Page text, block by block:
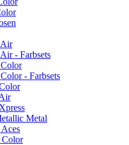
- Farbsets
- Farbsets
Metal
Color